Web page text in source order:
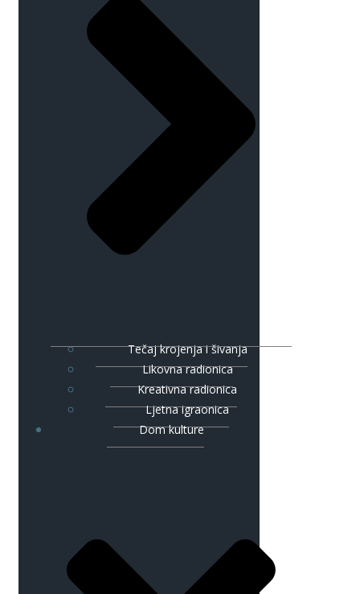
Tečaj krojenja i šivanja
Likovna radionica
Kreativna radionica
Ljetna igraonica
Dom kulture